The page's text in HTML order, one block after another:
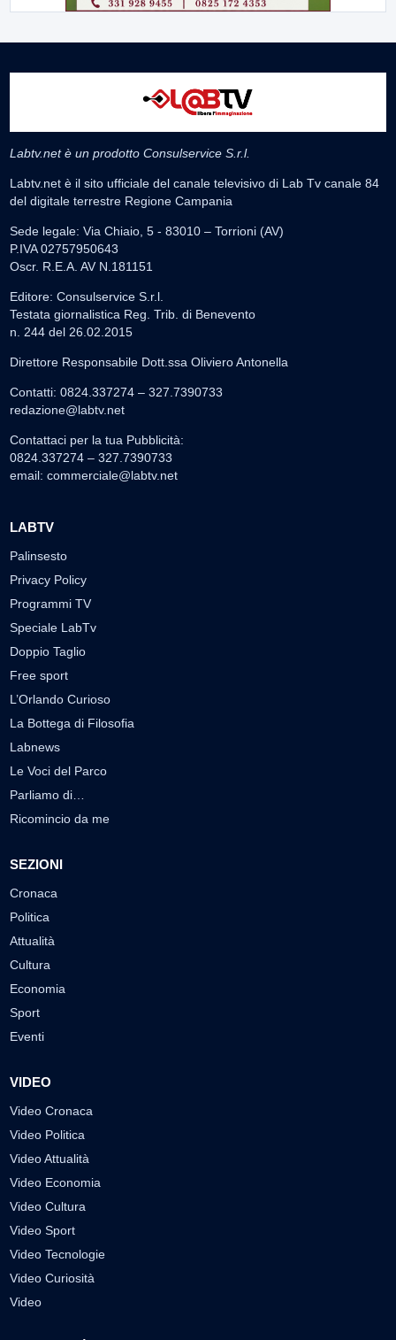
Labtv.net è un prodotto Consulservice S.r.l.
Labtv.net è il sito ufficiale del canale televisivo di Lab Tv canale 84
del digitale terrestre Regione Campania
Sede legale: Via Chiaio, 5 - 83010 – Torrioni (AV)
P.IVA 02757950643
Oscr. R.E.A. AV N.181151
Editore: Consulservice S.r.l.
Testata giornalistica Reg. Trib. di Benevento
n. 244 del 26.02.2015
Direttore Responsabile Dott.ssa Oliviero Antonella
Contatti: 0824.337274 – 327.7390733
redazione@labtv.net
Contattaci per la tua Pubblicità:
0824.337274 – 327.7390733
email: commerciale@labtv.net
LABTV
Palinsesto
Privacy Policy
Programmi TV
Speciale LabTv
Doppio Taglio
Free sport
L’Orlando Curioso
La Bottega di Filosofia
Labnews
Le Voci del Parco
Parliamo di…
Ricomincio da me
SEZIONI
Cronaca
Politica
Attualità
Cultura
Economia
Sport
Eventi
VIDEO
Video Cronaca
Video Politica
Video Attualità
Video Economia
Video Cultura
Video Sport
Video Tecnologie
Video Curiosità
Video